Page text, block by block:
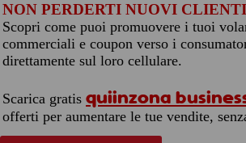
NON PERDERTI NUOVI CLIENTI
Scopri come puoi promuovere i tuoi
commerciali e coupon verso i
direttamente sul loro cellulare.
Scarica gratis quiinzona
offerti per aumentare le tue vendite,